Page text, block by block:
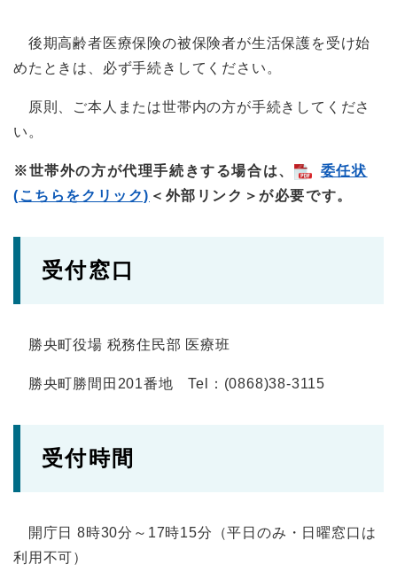
後期高齢者医療保険の被保険者が生活保護を受け始
めたときは、必ず手続きしてください。
原則、ご本人または世帯内の方が手続きしてくださ
い。
※世帯外の方が代理手続きする場合は、
委任状
(こちらをクリック) ＜外部リンク＞が必要です。
受付窓口
勝央町役場 税務住民部 医療班
勝央町勝間田201番地 Tel：(0868)38-3115
受付時間
開庁日 8時30分～17時15分（平日のみ・日曜窓口は
利用不可）